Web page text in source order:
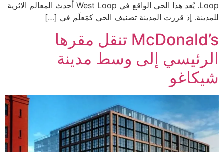
Loop. يُعد هذا الحي الواقع في West Loop أحدث المعالم الاثرية
للمدينة. إذ قررت المدينة تصنيف الحي كمَعلَم في […]
McDonald’s تنقل مقرها
الرئيسي إلى وسط مدينة
شيكاغو